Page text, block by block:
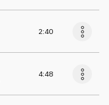
2:40
4:48